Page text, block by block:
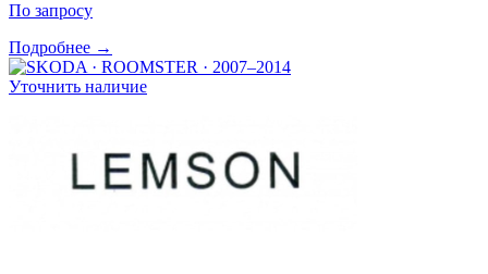
По запросу
Подробнее →
Уточнить наличие